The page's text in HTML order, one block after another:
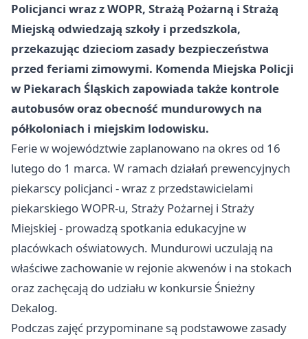
Policjanci wraz z WOPR, Strażą Pożarną i Strażą
Miejską odwiedzają szkoły i przedszkola,
przekazując dzieciom zasady bezpieczeństwa
przed feriami zimowymi. Komenda Miejska Policji
w Piekarach Śląskich zapowiada także kontrole
autobusów oraz obecność mundurowych na
półkoloniach i miejskim lodowisku.
Ferie w województwie zaplanowano na okres od 16
lutego do 1 marca. W ramach działań prewencyjnych
piekarscy policjanci - wraz z przedstawicielami
piekarskiego WOPR-u, Straży Pożarnej i Straży
Miejskiej - prowadzą spotkania edukacyjne w
placówkach oświatowych. Mundurowi uczulają na
właściwe zachowanie w rejonie akwenów i na stokach
oraz zachęcają do udziału w konkursie Śnieżny
Dekalog.
Podczas zajęć przypominane są podstawowe zasady